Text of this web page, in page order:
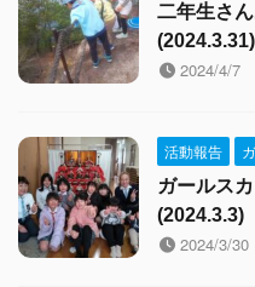
二年生さ
(2024.3.31)
2024/4/7
活動報告
ガールス
(2024.3.3)
2024/3/30